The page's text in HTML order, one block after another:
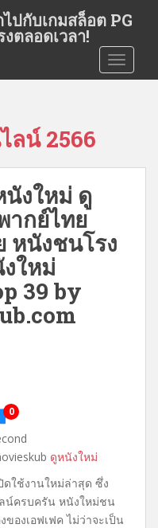
กับเกมสล็อต PG
ตลอดเวลา!
ลน์ 2566
งใหม่ ดู
ากย์ไทย
หนังชนโรง
ใหม่
39 by
0
ดูหนังใหม่
ดใช้งานใหม่ล่าสุด ซึ่ง
น์ครบครัน หนังใหม่ชน
องเอฟเฟค ไม่ว่าจะเป็น